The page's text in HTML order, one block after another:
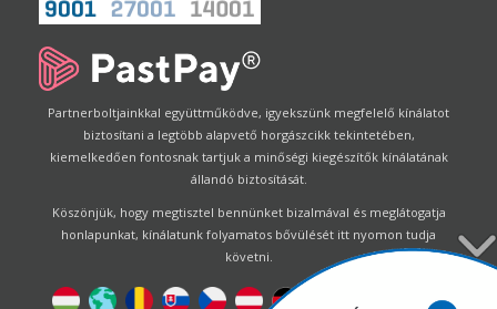
Partnerboltjainkkal együttműködve, igyekszünk megfelelő kínálatot
biztosítani a legtöbb alapvető horgászcikk tekintetében,
kiemelkedően fontosnak tartjuk a minőségi kiegészítők kínálatának
állandó biztosítását.
Köszönjük, hogy megtisztel bennünket bizalmával és meglátogatja
honlapunkat, kínálatunk folyamatos bővülését itt nyomon tudja
követni.